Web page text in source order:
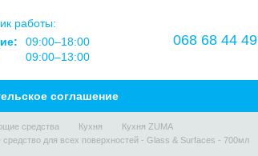
работы:
09:00–18:00
09:00–13:00
068 68 44 49
соглашение
средства Кухня
Кухня ZUMA
для всех поверхностей - Glass & Surfaces - 700мл